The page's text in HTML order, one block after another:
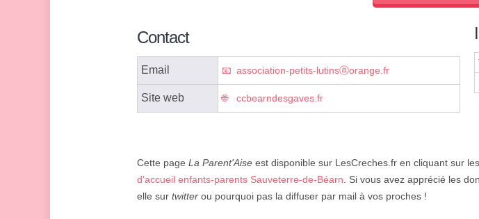
Contact
Email association-petits-lutinsⓐorange.fr
Site web ccbearndesgaves.fr
Cette page La Parent'Aise est disponible sur LesCreches.fr en cliquant sur
d'accueil enfants-parents Sauveterre-de-Béarn. Si vous avez apprécié les
elle sur twitter ou pourquoi pas la diffuser par mail à vos proches !